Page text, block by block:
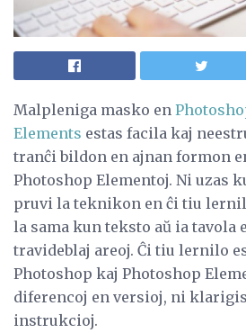
Malpleniga masko en
Elements estas facila kaj
tranĉi bildon en ajnan formon
Photoshop Elementoj. Ni uzas
pruvi la teknikon en ĉi tiu
la sama kun teksto aŭ ia tavola
travideblaj areoj. Ĉi tiu lernilo
Photoshop kaj Photoshop
diferencoj en versioj, ni
instrukcioj.